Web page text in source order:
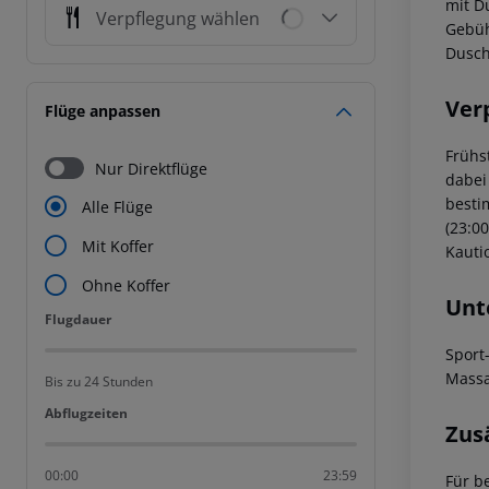
Verpflegung wählen
Flüge anpassen
Nur Direktflüge
Alle Flüge
Mit Koffer
Ohne Koffer
Flugdauer
Flugdauer
Bis zu 24 Stunden
Abflugzeiten
Abflugzeiten
00:00 23:59
mit
Für